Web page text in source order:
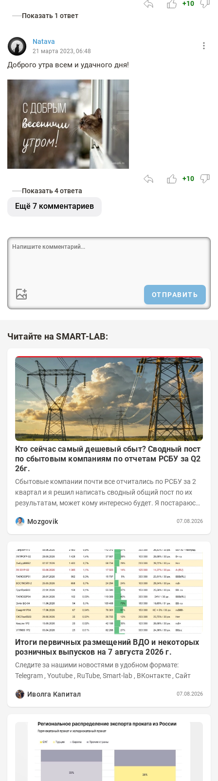
+10
Показать 1 ответ
Natava
21 марта 2023, 06:48
Доброго утра всем и удачного дня!
+10
Показать 4 ответа
Ещё 7 комментариев
ОТПРАВИТЬ
Читайте на SMART-LAB:
Кто сейчас самый дешевый сбыт? Сводный пост
по сбытовым компаниям по отчетам РСБУ за Q2
26г.
Сбытовые компании почти все отчитались по РСБУ за 2
квартал и я решил написать сводный общий пост по их
результатам, может кому интересно будет. Я постараюсь
Mozgovik
07.08.2026
Итоги первичных размещений ВДО и некоторых
розничных выпусков на 7 августа 2026 г.
Следите за нашими новостями в удобном формате:
Telegram , Youtube , RuTube, Smart-lab , ВКонтакте , Сайт
Иволга Капитал 07.08.2026